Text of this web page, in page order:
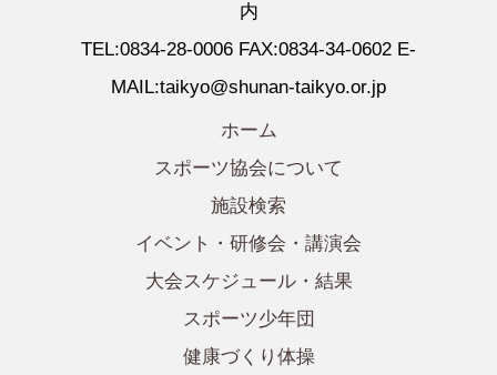
内
TEL:0834-28-0006 FAX:0834-34-0602 E-
MAIL:taikyo@shunan-taikyo.or.jp
ホーム
スポーツ協会について
施設検索
イベント・研修会・講演会
大会スケジュール・結果
スポーツ少年団
健康づくり体操